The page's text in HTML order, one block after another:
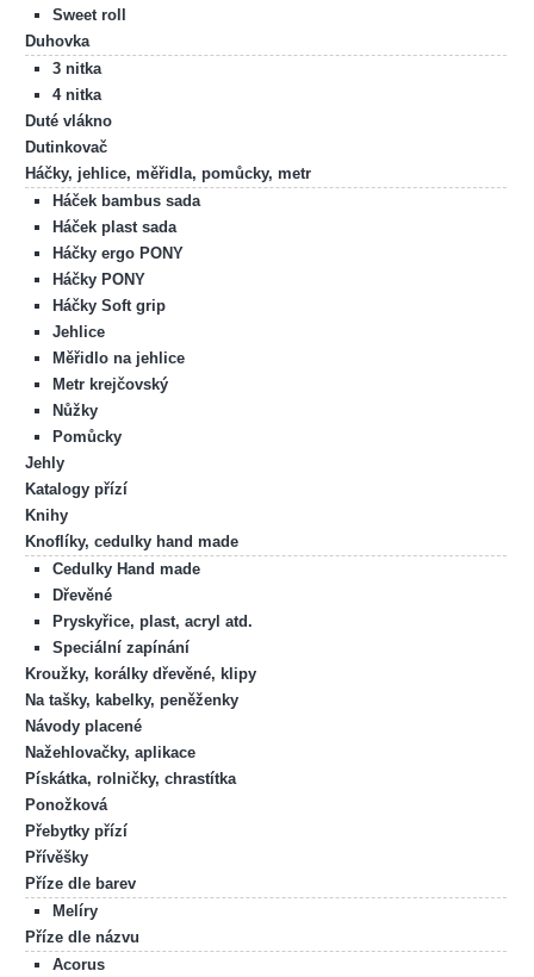
Sweet roll
Duhovka
3 nitka
4 nitka
Duté vlákno
Dutinkovač
Háčky, jehlice, měřidla, pomůcky, metr
Háček bambus sada
Háček plast sada
Háčky ergo PONY
Háčky PONY
Háčky Soft grip
Jehlice
Měřidlo na jehlice
Metr krejčovský
Nůžky
Pomůcky
Jehly
Katalogy přízí
Knihy
Knoflíky, cedulky hand made
Cedulky Hand made
Dřevěné
Pryskyřice, plast, acryl atd.
Speciální zapínání
Kroužky, korálky dřevěné, klipy
Na tašky, kabelky, peněženky
Návody placené
Nažehlovačky, aplikace
Pískátka, rolničky, chrastítka
Ponožková
Přebytky přízí
Přívěšky
Příze dle barev
Melíry
Příze dle názvu
Acorus